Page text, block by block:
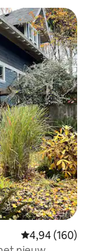
Gemiddelde
4,94 (160)